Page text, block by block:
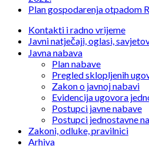
Plan gospodarenja otpadom
Kontakti i radno vrijeme
Javni natječaji, oglasi,
Javna nabava
Plan nabave
Pregled sklopljenih
Zakon o javnoj nabavi
Evidencija ugovora
Postupci javne nabave
Postupci jednostavne
Zakoni, odluke, pravilnici
Arhiva